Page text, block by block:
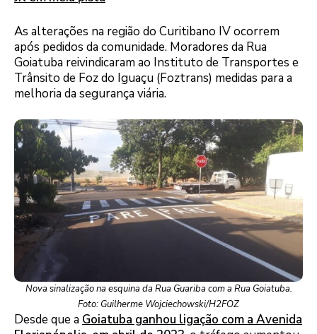
As alterações na região do Curitibano IV ocorrem
após pedidos da comunidade. Moradores da Rua
Goiatuba reivindicaram ao Instituto de Transportes e
Trânsito de Foz do Iguaçu (Foztrans) medidas para a
melhoria da segurança viária.
Nova sinalização na esquina da Rua Guariba com a Rua Goiatuba.
Foto: Guilherme Wojciechowski/H2FOZ
Desde que a Goiatuba ganhou ligação com a Avenida